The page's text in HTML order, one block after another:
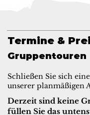
Termine &
Gruppentouren
Schließen Sie sich
unserer planmäßigen
Derzeit sind keine
füllen Sie das